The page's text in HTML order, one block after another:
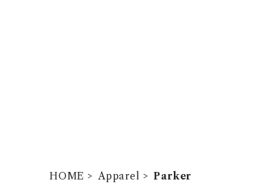
HOME Apparel Parker